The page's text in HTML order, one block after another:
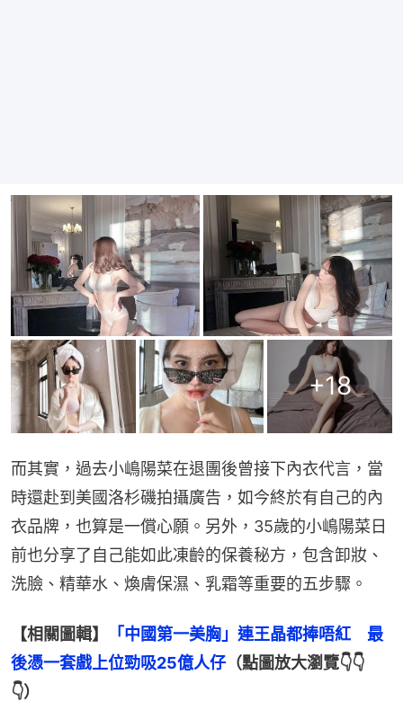
+18
而其實，過去小嶋陽菜在退團後曾接下內衣代言，當
時還赴到美國洛杉磯拍攝廣告，如今終於有自己的內
衣品牌，也算是一償心願。另外，35歲的小嶋陽菜日
前也分享了自己能如此凍齡的保養秘方，包含卸妝、
洗臉、精華水、煥膚保濕、乳霜等重要的五步驟。
【相關圖輯】
「中國第一美胸」連王晶都捧唔紅　最
後憑一套戲上位勁吸25億人仔 （點圖放大瀏覽👇👇
👇）